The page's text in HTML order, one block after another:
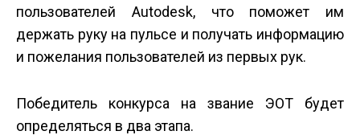
пользователей Autodesk, что поможет им
держать руку на пульсе и получать информацию
и пожелания пользователей из первых рук.
Победитель конкурса на звание ЭОТ будет
определяться в два этапа.